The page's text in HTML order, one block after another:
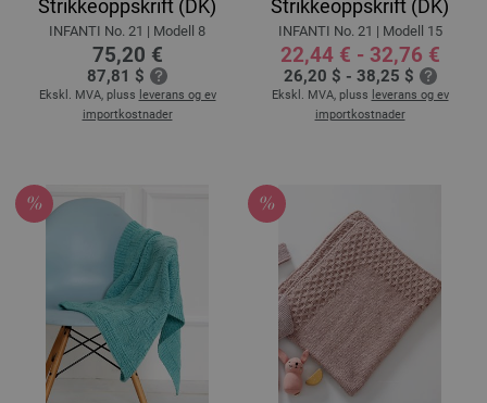
Strikkeoppskrift (DK)
INFANTI No. 21 | Modell 8
75,20 €
87,81 $
Ekskl. MVA, pluss leverans og ev
importkostnader
Strikkeoppskrift (DK)
INFANTI No. 21 | Modell 15
22,44 € - 32,76 €
26,20 $ - 38,25 $
Ekskl. MVA, pluss leverans og ev
importkostnader